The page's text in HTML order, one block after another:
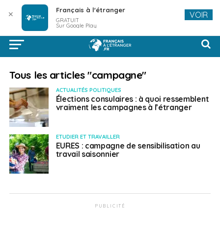
Tous les articles "campagne"
ACTUALITÉS POLITIQUES
Élections consulaires : à quoi ressemblent
vraiment les campagnes à l’étranger
ETUDIER ET TRAVAILLER
EURES : campagne de sensibilisation au
travail saisonnier
PUBLICITÉ
✕ Français à l'étranger
GRATUIT
Sur Google Play
VOIR